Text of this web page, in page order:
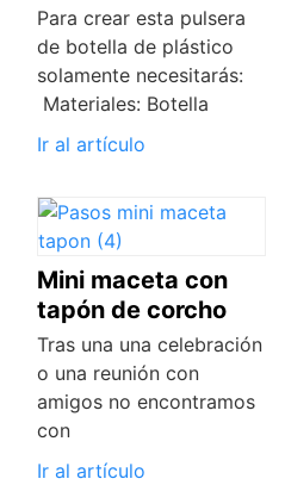
Para crear esta pulsera
de botella de plástico
solamente necesitarás:
Materiales: Botella
Ir al artículo
Mini maceta con
tapón de corcho
Tras una una celebración
o una reunión con
amigos no encontramos
con
Ir al artículo